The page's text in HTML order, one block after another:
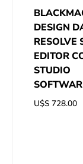
DESIGN
RESOLVE
EDITOR
STUDIO
U$S 728.00